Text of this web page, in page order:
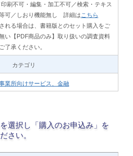
刷不可・編集・加工不可／検索・テキス
可／しおり機能無し 詳細は こちら
れる場合は、書籍版とのセット購入をご
い【PDF商品のみ】取り扱いの調査資料
了承ください。
カテゴリ
業所向けサービス、金融
選択し「購入のお申込み」を
さい。